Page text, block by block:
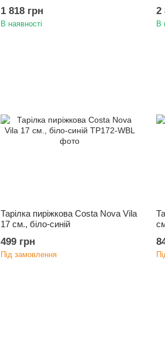
1 818 грн
В наявності
2
В
Тарілка пиріжкова Costa Nova Vila
17 см., біло-синій
499 грн
Під замовлення